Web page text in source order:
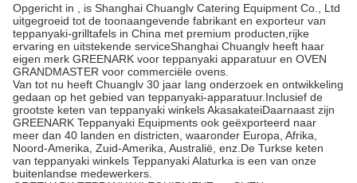
Opgericht in , is Shanghai Chuanglv Catering Equipment Co., Ltd
uitgegroeid tot de toonaangevende fabrikant en exporteur van
teppanyaki-grilltafels in China met premium producten,rijke
ervaring en uitstekende serviceShanghai Chuanglv heeft haar
eigen merk GREENARK voor teppanyaki apparatuur en OVEN
GRANDMASTER voor commerciële ovens.
Van tot nu heeft Chuanglv 30 jaar lang onderzoek en ontwikkeling
gedaan op het gebied van teppanyaki-apparatuur.Inclusief de
grootste keten van teppanyaki winkels AkasakateiDaarnaast zijn
GREENARK Teppanyaki Equipments ook geëxporteerd naar
meer dan 40 landen en districten, waaronder Europa, Afrika,
Noord-Amerika, Zuid-Amerika, Australië, enz.De Turkse keten
van teppanyaki winkels Teppanyaki Alaturka is een van onze
buitenlandse medewerkers.